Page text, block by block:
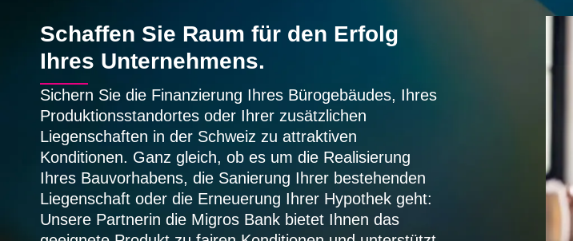
Schaffen Sie Raum für den Erfolg
Ihres Unternehmens.
Sichern Sie die Finanzierung Ihres Bürogebäudes, Ihres
Produktionsstandortes oder Ihrer zusätzlichen
Liegenschaften in der Schweiz zu attraktiven
Konditionen. Ganz gleich, ob es um die Realisierung
Ihres Bauvorhabens, die Sanierung Ihrer bestehenden
Liegenschaft oder die Erneuerung Ihrer Hypothek geht:
Unsere Partnerin die Migros Bank bietet Ihnen das